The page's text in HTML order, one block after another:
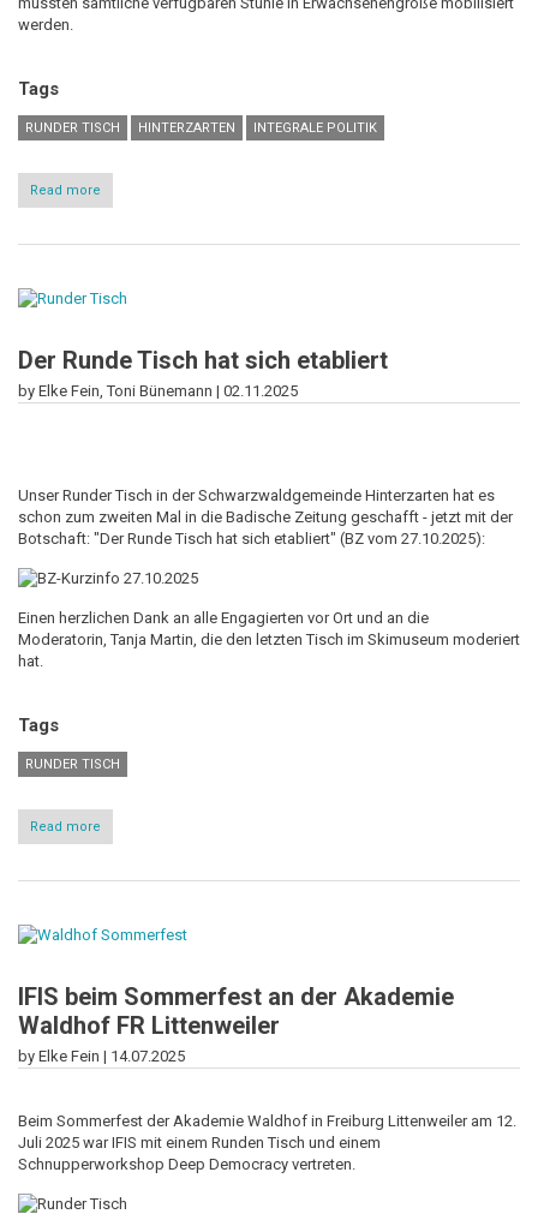
werden.
Tags
RUNDER TISCH HINTERZARTEN INTEGRALE POLITIK
Read more
Runder
im
Der Runde Tisch hat sich etabliert
by Elke Fein, Toni Bünemann | 02.11.2025
Unser Runder Tisch in der Schwarzwaldgemeinde Hinterzarten hat es
schon zum zweiten Mal in die Badische Zeitung geschafft - jetzt mit der
Botschaft: "Der Runde Tisch hat sich etabliert" (BZ vom 27.10.2025):
Einen herzlichen Dank an alle Engagierten vor Ort und an die
Moderatorin, Tanja Martin, die den letzten Tisch im Skimuseum moderiert
hat.
Tags
RUNDER TISCH
Read more
Der
Tisch
etabliert
IFIS beim Sommerfest an der Akademie
Waldhof FR Littenweiler
by Elke Fein | 14.07.2025
Beim Sommerfest der Akademie Waldhof in Freiburg Littenweiler am 12.
Juli 2025 war IFIS mit einem Runden Tisch und einem
Schnupperworkshop Deep Democracy vertreten.